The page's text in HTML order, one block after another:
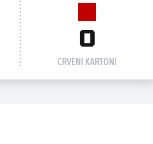
0
CRVENI KARTONI